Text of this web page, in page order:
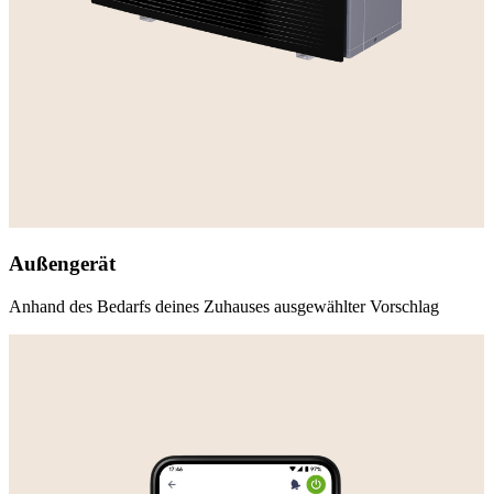
Außengerät
Anhand des Bedarfs deines Zuhauses ausgewählter Vorschlag